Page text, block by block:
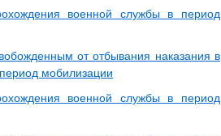
военной службы в период
от отбывания наказания в
мобилизации
военной службы в период